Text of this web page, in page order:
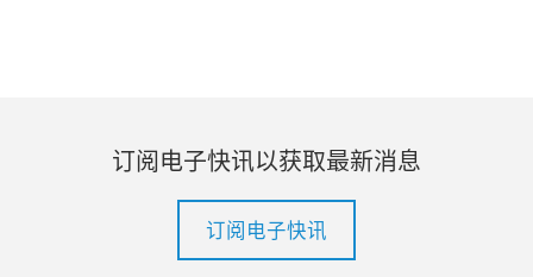
订阅电子快讯以获取最新消息
订阅电子快讯